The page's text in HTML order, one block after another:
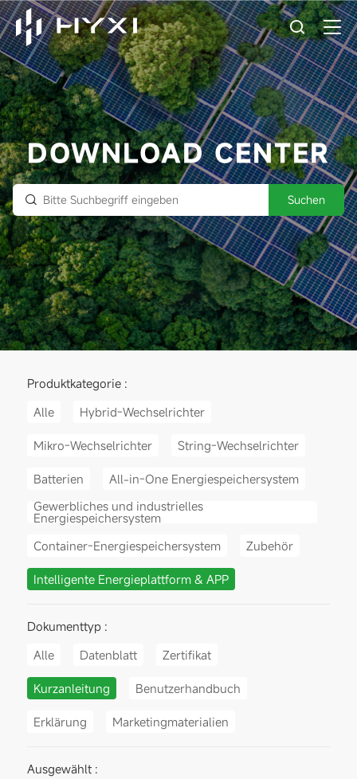
DOWNLOAD CENTER
Suchen
Produktkategorie :
Alle
Hybrid-Wechselrichter
Mikro-Wechselrichter String-Wechselrichter
Batterien
All-in-One Energiespeichersystem
Gewerbliches und industrielles
Energiespeichersystem
Container-Energiespeichersystem
Zubehör
Intelligente Energieplattform & APP
Dokumenttyp :
Alle
Datenblatt Zertifikat
Kurzanleitung Benutzerhandbuch
Erklärung Marketingmaterialien
Ausgewählt :